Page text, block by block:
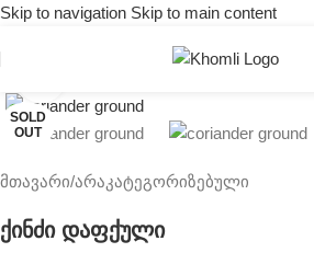
Skip to navigation Skip to main content
SOLD
OUT
მთავარი/არაკატეგორიზებული
ქინძი დაფქული